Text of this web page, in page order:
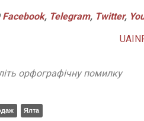
Facebook, Telegram, Twitter,
орфографічну помилку
Ялта